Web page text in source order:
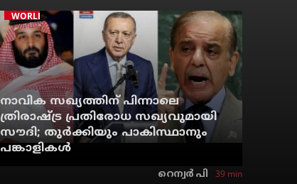
WORLD
നാവിക സഖ്യത്തിന് പിന്നാലെ
ത്രിരാഷ്ട്ര പ്രതിരോധ സഖ്യവുമായി
സൗദി; തുര്‍ക്കിയും പാകിസ്ഥാനും
പങ്കാളികള്‍
റെന്വര്‍ പി 39 min